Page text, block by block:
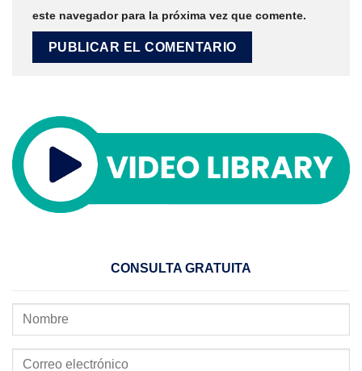
este navegador para la próxima vez que comente.
CONSULTA GRATUITA